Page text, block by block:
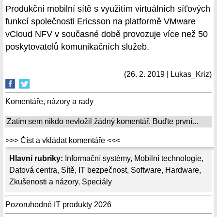
Hlavní rubriky: Informační systémy, Mobilní technologie,
Datová centra, Sítě, IT bezpečnost, Software, Hardware,
Zkušenosti a názory, Speciály
Pozoruhodné IT produkty 2026
Produkční mobilní sítě s využitím virtuálních síťových
funkcí společnosti Ericsson na platformě VMware
vCloud NFV v současné době provozuje více než 50
poskytovatelů komunikačních služeb.
(26. 2. 2019 | Lukas_Kriz)
Komentáře, názory a rady
Zatím sem nikdo nevložil žádný komentář. Buďte první...
>>> Číst a vkládat komentáře <<<